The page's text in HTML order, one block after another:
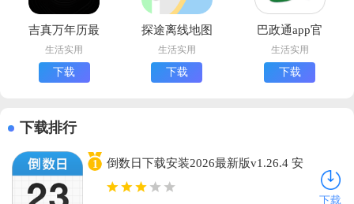
吉真万年历最
新版
生活实用
下载
探途离线地图
下载手最新版
生活实用
下载
巴政通app官
方下载安卓版
生活实用
下载
下载排行
1
倒数日下载安装2026最新版v1.26.4 安
卓版
下载